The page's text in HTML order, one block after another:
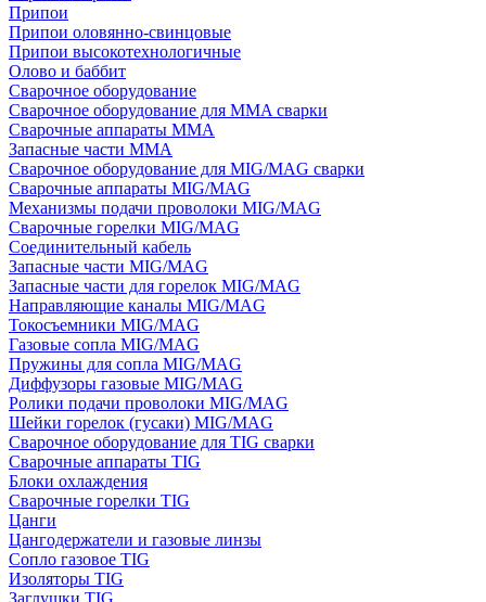
Припои
Припои оловянно-свинцовые
Припои высокотехнологичные
Олово и баббит
Сварочное оборудование
Сварочное оборудование для MMA сварки
Сварочные аппараты MMA
Запасные части MMA
Сварочное оборудование для MIG/MAG сварки
Сварочные аппараты MIG/MAG
Механизмы подачи проволоки MIG/MAG
Сварочные горелки MIG/MAG
Соединительный кабель
Запасные части MIG/MAG
Запасные части для горелок MIG/MAG
Направляющие каналы MIG/MAG
Токосъемники MIG/MAG
Газовые сопла MIG/MAG
Пружины для сопла MIG/MAG
Диффузоры газовые MIG/MAG
Ролики подачи проволоки MIG/MAG
Шейки горелок (гусаки) MIG/MAG
Сварочное оборудование для TIG сварки
Сварочные аппараты TIG
Блоки охлаждения
Сварочные горелки TIG
Цанги
Цангодержатели и газовые линзы
Сопло газовое TIG
Изоляторы TIG
Заглушки TIG